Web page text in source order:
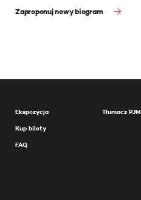
Zaproponuj nowy biogram
Ekspozycja
Kup bilety
FAQ
Tłumacz PJM